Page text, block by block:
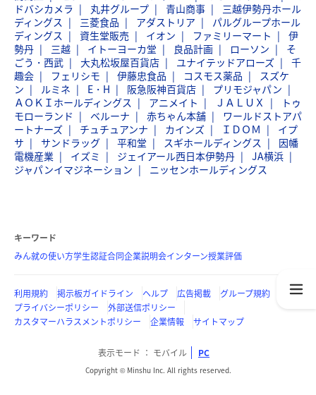
ドバシカメラ
丸井グループ 青山商事
三越伊勢丹ホール
ディングス
三菱食品 アダストリア
パルグループホール
ディングス
資生堂販売 イオン ファミリーマート
伊
勢丹
三越 イトーヨーカ堂 良品計画 ローソン
そ
ごう・西武
大丸松坂屋百貨店 ユナイテッドアローズ
千
趣会
フェリシモ 伊藤忠食品 コスモス薬品
スズケ
ン
ルミネ E・H 阪急阪神百貨店
プリモジャパン
ＡＯＫＩホールディングス
アニメイト ＪＡＬＵＸ
トゥ
モローランド
ベルーナ 赤ちゃん本舗
ワールドストアパ
ートナーズ
チュチュアンナ カインズ ＩＤＯＭ
イプ
サ
サンドラッグ 平和堂 スギホールディングス
因幡
電機産業
イズミ ジェイアール西日本伊勢丹
JA横浜
ジャパンイマジネーション
ニッセンホールディングス
キーワード
みん就の使い方学生認証合同企業説明会インターン授業評価
利用規約 掲示板ガイドライン ヘルプ 広告掲載
グループ規約
プライバシーポリシー
外部送信ポリシー
カスタマーハラスメントポリシー
企業情報 サイトマップ
表示モード モバイル PC
Copyright © Minshu Inc. All rights reserved.